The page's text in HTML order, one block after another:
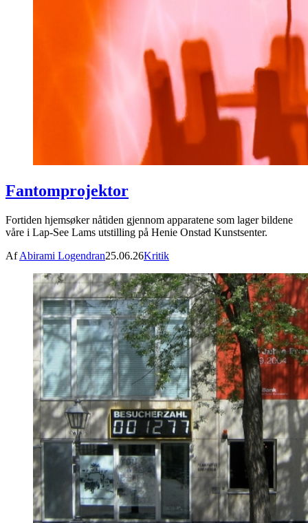
Fantomprojektor
Fortiden hjemsøker nåtiden gjennom apparatene som lager bildene
våre i Lap-See Lams utstilling på Henie Onstad Kunstsenter.
AfAbirami Logendran25.06.26Kritik